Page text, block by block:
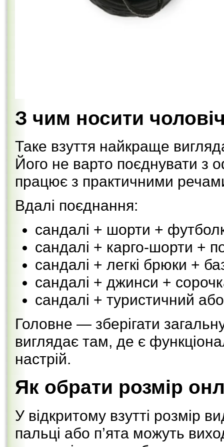
З чим носити
Таке взуття найкраще
Його не варто поєднувати з
працює з практичними
Вдалі поєднання:
сандалі + шорти +
сандалі + карго-шорти +
сандалі + легкі брюки +
сандалі + джинси +
сандалі + туристичний
Головне — зберігати
виглядає там, де є
настрій.
Як обрати розмір
У відкритому взутті розмір
пальці або п’ята можуть